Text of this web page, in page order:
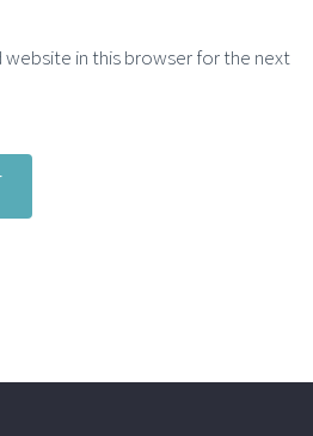
website in this browser for the next